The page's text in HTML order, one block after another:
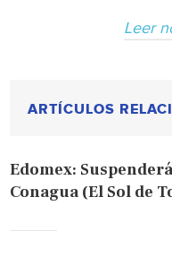
Leer
ARTÍCULOS
Edomex:
Conagua (El Sol de